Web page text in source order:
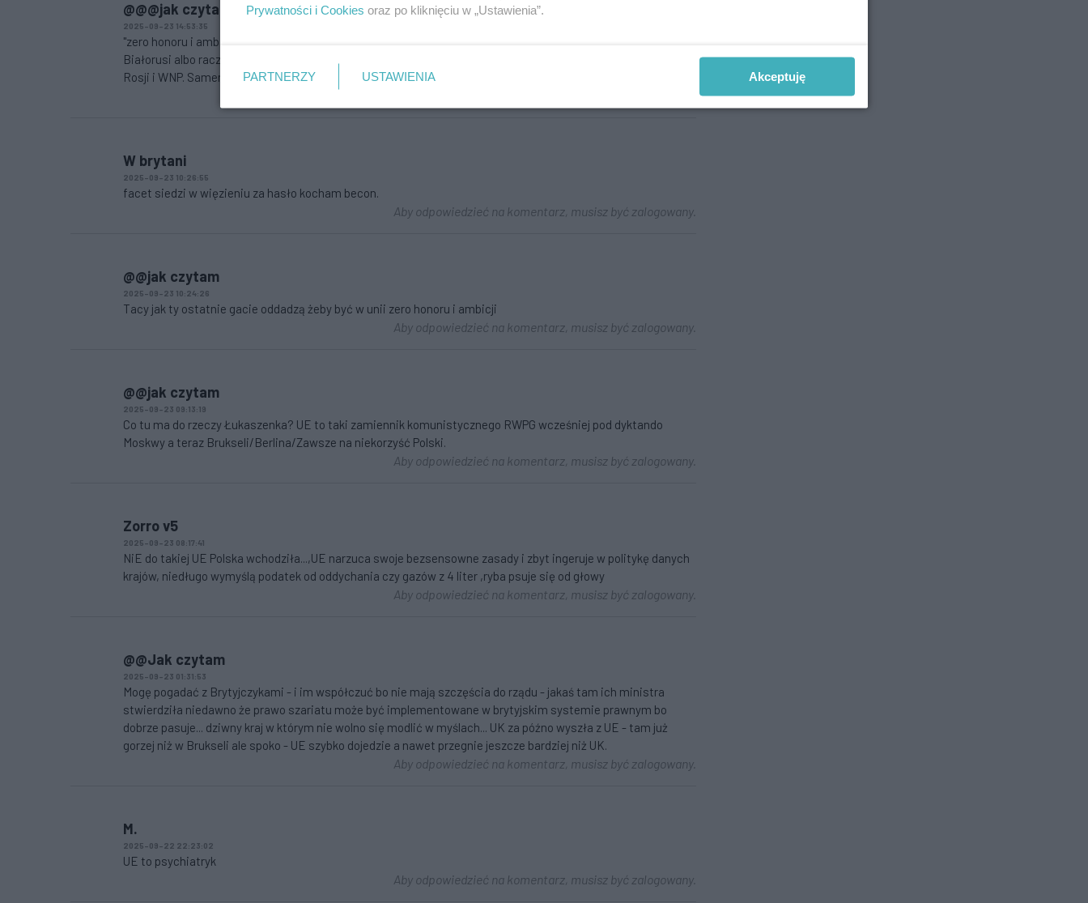
@@@jak czytam
2025-09-23 14:53:35
"zero honoru i ambicji" - hahahaha. Ambicji? Co jest ambitnego w opuszczaniu Unii? Twoje ambicje są pokroju
Białorusi albo raczej KRLD, bo nawet Białoruś zrozumiała że sama nic nie znaczy i zaczęła się przybliżać do
Rosji i WNP. Samemu to sobie możesz rzepkę poskrobać, a nie decydować o polityce międzynarodowej.
W brytani
2025-09-23 10:26:55
facet siedzi w więzieniu za hasło kocham becon.
Aby odpowiedzieć na komentarz, musisz być zalogowany.
@@jak czytam
2025-09-23 10:24:26
Tacy jak ty ostatnie gacie oddadzą żeby być w unii zero honoru i ambicji
Aby odpowiedzieć na komentarz, musisz być zalogowany.
@@jak czytam
2025-09-23 09:13:19
Co tu ma do rzeczy Łukaszenka? UE to taki zamiennik komunistycznego RWPG wcześniej pod dyktando
Moskwy a teraz Brukseli/Berlina/Zawsze na niekorzyść Polski.
Aby odpowiedzieć na komentarz, musisz być zalogowany.
Zorro v5
2025-09-23 08:17:41
NiE do takiej UE Polska wchodziła...,UE narzuca swoje bezsensowne zasady i zbyt ingeruje w politykę danych
krajów, niedługo wymyślą podatek od oddychania czy gazów z 4 liter ,ryba psuje się od głowy
Aby odpowiedzieć na komentarz, musisz być zalogowany.
@@Jak czytam
2025-09-23 01:31:53
Mogę pogadać z Brytyjczykami - i im współczuć bo nie mają szczęścia do rządu - jakaś tam ich ministra
stwierdziła niedawno że prawo szariatu może być implementowane w brytyjskim systemie prawnym bo
dobrze pasuje... dziwny kraj w którym nie wolno się modlić w myślach... UK za późno wyszła z UE - tam już
gorzej niż w Brukseli ale spoko - UE szybko dojedzie a nawet przegnie jeszcze bardziej niż UK.
Aby odpowiedzieć na komentarz, musisz być zalogowany.
M.
2025-09-22 22:23:02
UE to psychiatryk
Aby odpowiedzieć na komentarz, musisz być zalogowany.
Prywatności i Cookies oraz po kliknięciu w „Ustawienia”.
PARTNERZY USTAWIENIA Akceptuję